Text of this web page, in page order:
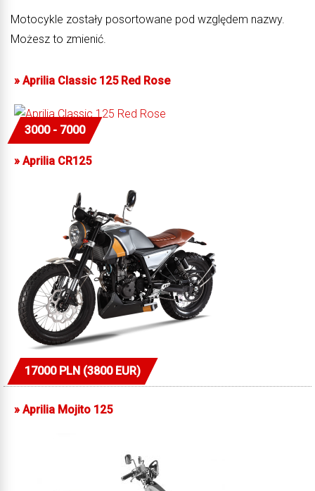
Motocykle zostały posortowane pod względem nazwy.
Możesz to zmienić.
» Aprilia Classic 125 Red Rose
3000 - 7000
» Aprilia CR125
17000 PLN (3800 EUR)
» Aprilia Mojito 125